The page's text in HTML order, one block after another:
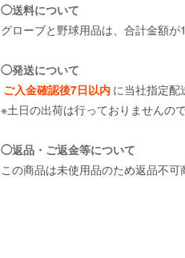
◯送料について
グローブと野球用品は、合計金額
◯発送について
ご入金確認後7日以内 に当社指定配
※土日の出荷は行っておりませんの
◯返品・ご返金等について
この商品は未使用品のため返品不可